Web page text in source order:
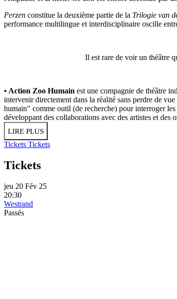
Perzen constitue la deuxième partie de la Trilogie van
performance multilingue et interdisciplinaire oscille
Il est rare de voir un théâtre
• Action Zoo Humain est une compagnie de théâtre
intervenir directement dans la réalité sans perdre de
humain" comme outil (de recherche) pour interroger
développant des collaborations avec des artistes et des
LIRE PLUS
Tickets Tickets
Tickets
jeu 20 Fév 25
20:30
Westrand
Passés